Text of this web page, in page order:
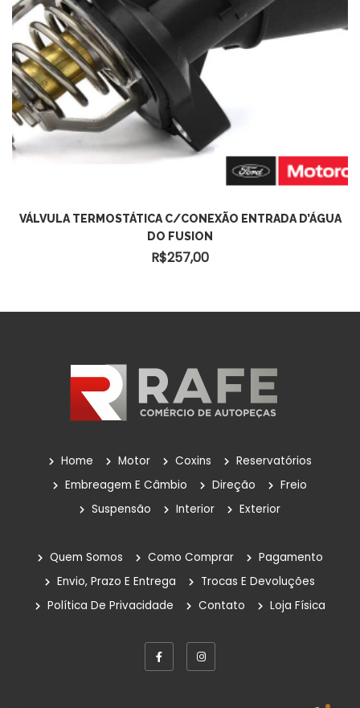
ADICIONAR AO CARRINHO
VÁLVULA TERMOSTÁTICA C/CONEXÃO ENTRADA D’ÁGUA
DO FUSION
R$257,00
Home Motor Coxins
Reservatórios
Embreagem E Câmbio
Direção
Freio
Suspensão
Interior Exterior
Quem Somos Como Comprar
Pagamento
Envio, Prazo E Entrega
Trocas E Devoluções
Política De Privacidade
Contato Loja Física